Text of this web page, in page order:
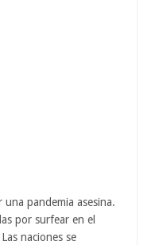
una pandemia asesina.
por surfear en el
naciones se